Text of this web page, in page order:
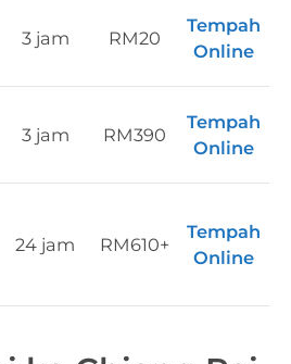
3 jam RM20
Tempah
Online
3 jam RM390
Tempah
Online
24 jam RM610+
Tempah
Online